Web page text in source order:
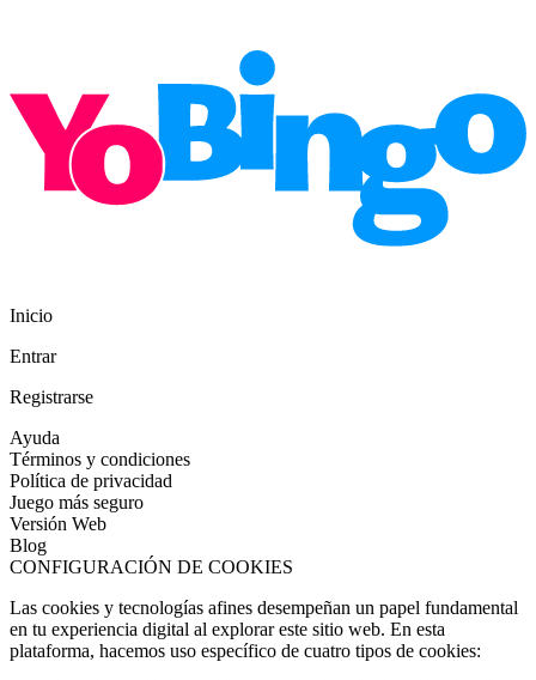
Inicio
Entrar
Registrarse
Ayuda
Términos y condiciones
Política de privacidad
Juego más seguro
Versión Web
Blog
CONFIGURACIÓN DE COOKIES
Las cookies y tecnologías afines desempeñan un papel fundamental
en tu experiencia digital al explorar este sitio web. En esta
plataforma, hacemos uso específico de cuatro tipos de cookies: